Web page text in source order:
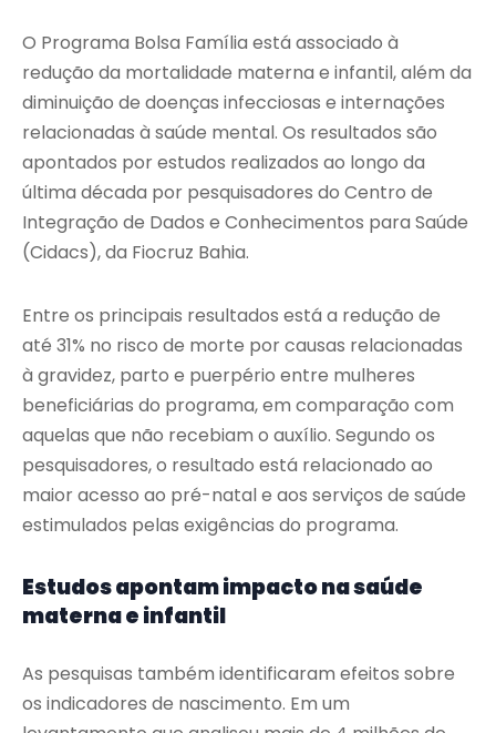
O Programa Bolsa Família está associado à
redução da mortalidade materna e infantil, além da
diminuição de doenças infecciosas e internações
relacionadas à saúde mental. Os resultados são
apontados por estudos realizados ao longo da
última década por pesquisadores do Centro de
Integração de Dados e Conhecimentos para Saúde
(Cidacs), da Fiocruz Bahia.
Entre os principais resultados está a redução de
até 31% no risco de morte por causas relacionadas
à gravidez, parto e puerpério entre mulheres
beneficiárias do programa, em comparação com
aquelas que não recebiam o auxílio. Segundo os
pesquisadores, o resultado está relacionado ao
maior acesso ao pré-natal e aos serviços de saúde
estimulados pelas exigências do programa.
Estudos apontam impacto na saúde
materna e infantil
As pesquisas também identificaram efeitos sobre
os indicadores de nascimento. Em um